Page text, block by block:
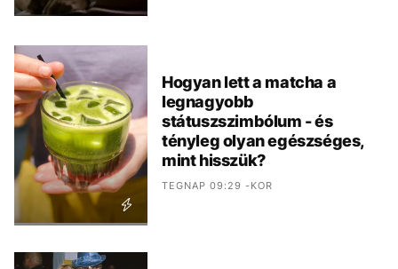
Hogyan lett a matcha a
legnagyobb
státuszszimbólum - és
tényleg olyan egészséges,
mint hisszük?
TEGNAP 09:29 -KOR